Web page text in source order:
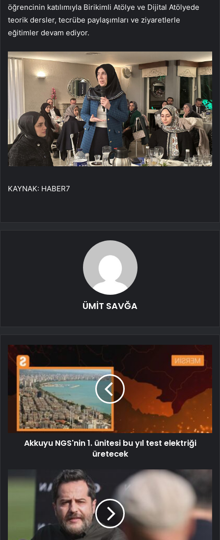
öğrencinin katılımıyla Birikimli Atölye ve Dijital Atölyede
teorik dersler, tecrübe paylaşımları ve ziyaretlerle
eğitimler devam ediyor.
KAYNAK: HABER7
ÜMİT SAVĞA
Akkuyu NGS'nin 1. ünitesi bu yıl test elektriği
üretecek